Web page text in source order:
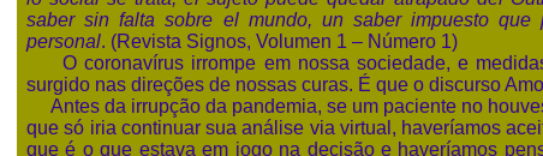
saber sin falta sobre el mundo, un saber impuesto
personal. (Revista Signos, Volumen 1 – Número 1)
O coronavírus irrompe em nossa sociedade, e
surgido nas direções de nossas curas. É que o discurso
Antes da irrupção da pandemia, se um paciente no
que só iria continuar sua análise via virtual, haveríamos
que é o que estava em jogo na decisão e haveríamos